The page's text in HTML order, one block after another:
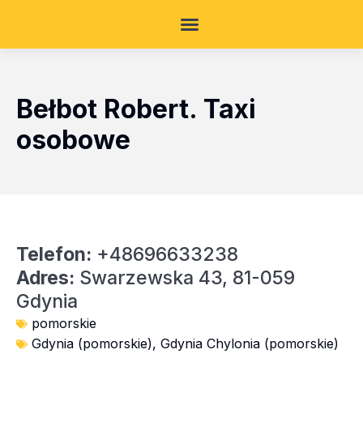
Bełbot Robert. Taxi
osobowe
Telefon: +48696633238
Adres: Swarzewska 43, 81-059
Gdynia
pomorskie
Gdynia (pomorskie), Gdynia Chylonia (pomorskie)